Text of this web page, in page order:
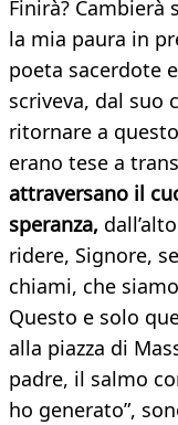
Finirà? Cambierà
la mia paura in
poeta sacerdote
scriveva, dal suo
ritornare a
erano tese a
attraversano il
speranza,
ridere, Signore,
chiami, che
Questo e solo
alla piazza di
padre, il salmo
ho generato”,